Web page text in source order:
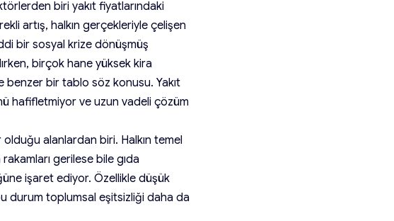
biri yakıt fiyatlarındaki
artış, halkın gerçekleriyle çelişen
bir sosyal krize dönüşmüş
birçok hane yüksek kira
benzer bir tablo söz konusu. Yakıt
hafifletmiyor ve uzun vadeli çözüm
alanlardan biri. Halkın temel
gerilese bile gıda
işaret ediyor. Özellikle düşük
durum toplumsal eşitsizliği daha da